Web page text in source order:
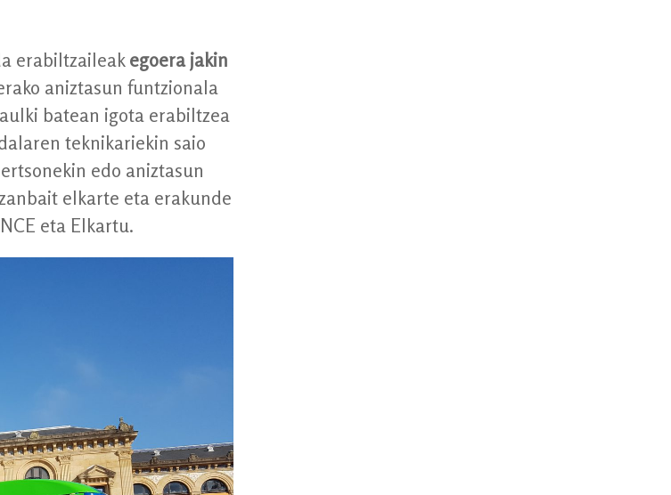
erabiltzaileak egoera jakin
aniztasun funtzionala
batean igota erabiltzea
teknikariekin saio
edo aniztasun
elkarte eta erakunde
eta Elkartu.